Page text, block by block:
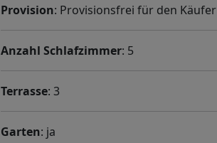
Provision: Provisionsfrei für den Käufer
Anzahl Schlafzimmer: 5
Terrasse: 3
Garten: ja